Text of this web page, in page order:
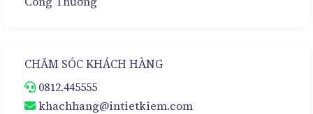
CHĂM SÓC KHÁCH HÀNG
0812.445555
khachhang@intietkiem.com